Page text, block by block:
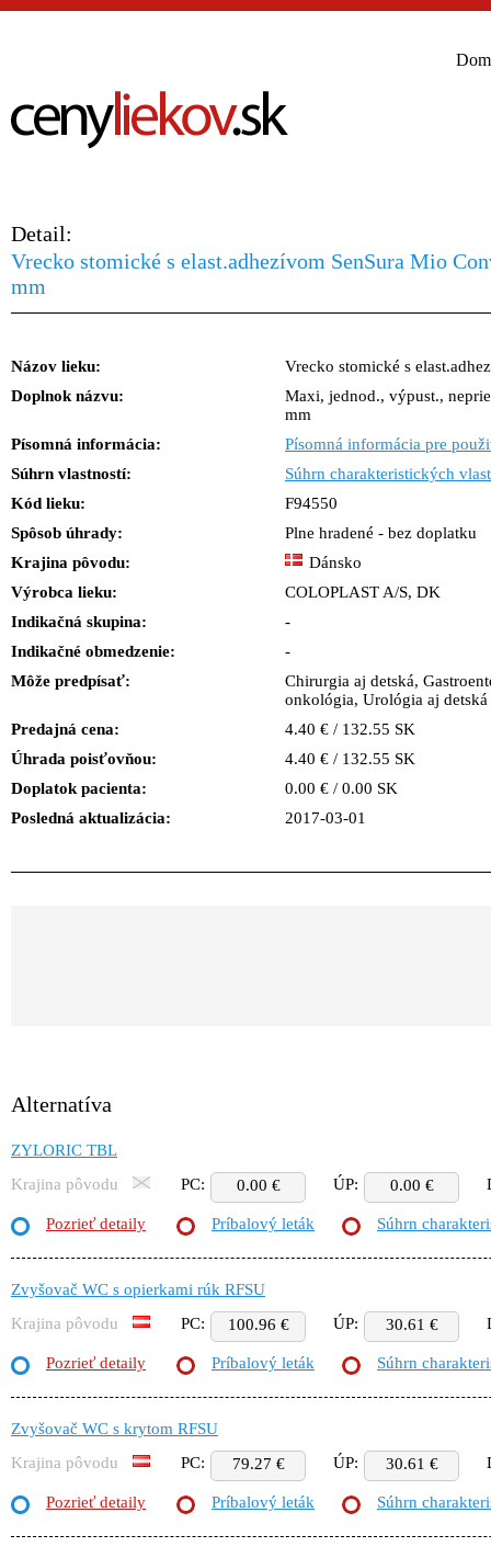
Detail:
Vrecko stomické s elast.adhezívom SenSura Mio
mm
Názov lieku:
Vrecko stomické s
Doplnok názvu:
Maxi, jednod., výpust.,
mm
Písomná informácia:
Písomná informácia pre
Súhrn vlastností:
Súhrn charakteristických
Kód lieku:
F94550
Spôsob úhrady:
Plne hradené - bez doplatku
Krajina pôvodu:
Dánsko
Výrobca lieku:
COLOPLAST A/S, DK
Indikačná skupina:
-
Indikačné obmedzenie:
-
Môže predpísať:
Chirurgia aj detská,
onkológia, Urológia aj detská
Predajná cena:
4.40 € / 132.55 SK
Úhrada poisťovňou:
4.40 € / 132.55 SK
Doplatok pacienta:
0.00 € / 0.00 SK
Posledná aktualizácia:
2017-03-01
Alternatíva
ZYLORIC TBL
Krajina pôvodu
PC: 0.00 € ÚP: 0.00 €
Pozrieť detaily Príbalový leták Súhrn
Zvyšovač WC s opierkami rúk RFSU
Krajina pôvodu
PC: 100.96 € ÚP: 30.61 €
Pozrieť detaily Príbalový leták Súhrn
Zvyšovač WC s krytom RFSU
Krajina pôvodu
PC: 79.27 € ÚP: 30.61 €
Pozrieť detaily Príbalový leták Súhrn